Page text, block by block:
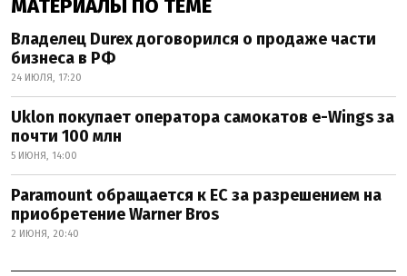
МАТЕРИАЛЫ ПО ТЕМЕ
Владелец Durex договорился о продаже части
бизнеса в РФ
24 ИЮЛЯ, 17:20
Uklon покупает оператора самокатов e-Wings за
почти 100 млн
5 ИЮНЯ, 14:00
Paramount обращается к ЕС за разрешением на
приобретение Warner Bros
2 ИЮНЯ, 20:40